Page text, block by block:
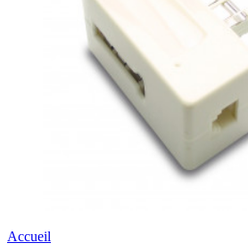
Accueil